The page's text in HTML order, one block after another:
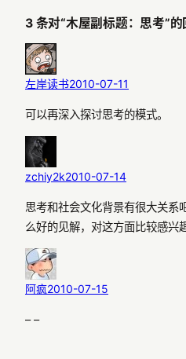
3 条对“木屋副标题：思考”的
左岸读书2010-07-11
可以再深入探讨思考的模式。
zchiy2k2010-07-14
思考和社会文化背景有很大关系
么好的见解，对这方面比较感兴
阿疯2010-07-15
– –